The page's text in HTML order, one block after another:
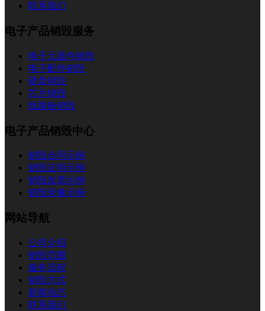
联系我们
电子产品销毁服务
电子元器件销毁
电子配件销毁
硬盘销毁
芯片销毁
线路板销毁
电子产品销毁中心
销毁合同示例
销毁证明示例
销毁发票示例
销毁录像示例
网站导航
公司介绍
销毁范围
服务流程
销毁方式
新闻动态
联系我们